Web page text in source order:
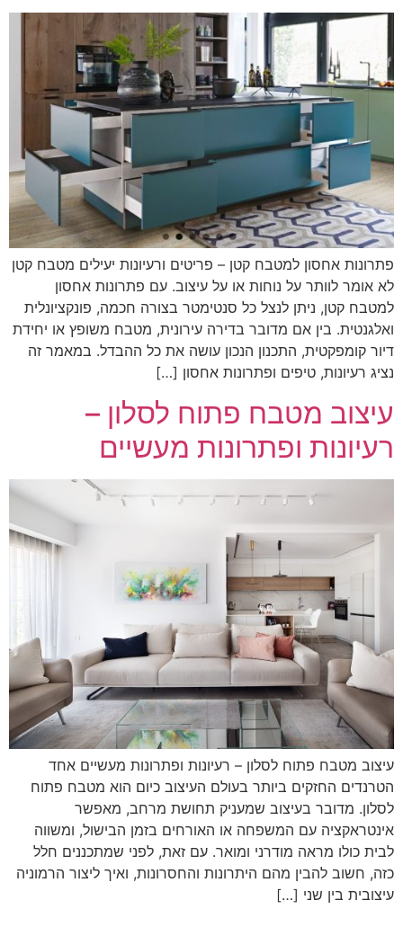
פתרונות אחסון למטבח קטן – פריטים ורעיונות יעילים מטבח קטן
לא אומר לוותר על נוחות או על עיצוב. עם פתרונות אחסון
למטבח קטן, ניתן לנצל כל סנטימטר בצורה חכמה, פונקציונלית
ואלגנטית. בין אם מדובר בדירה עירונית, מטבח משופץ או יחידת
דיור קומפקטית, התכנון הנכון עושה את כל ההבדל. במאמר זה
נציג רעיונות, טיפים ופתרונות אחסון […]
עיצוב מטבח פתוח לסלון –
רעיונות ופתרונות מעשיים
עיצוב מטבח פתוח לסלון – רעיונות ופתרונות מעשיים אחד
הטרנדים החזקים ביותר בעולם העיצוב כיום הוא מטבח פתוח
לסלון. מדובר בעיצוב שמעניק תחושת מרחב, מאפשר
אינטראקציה עם המשפחה או האורחים בזמן הבישול, ומשווה
לבית כולו מראה מודרני ומואר. עם זאת, לפני שמתכננים חלל
כזה, חשוב להבין מהם היתרונות והחסרונות, ואיך ליצור הרמוניה
עיצובית בין שני […]